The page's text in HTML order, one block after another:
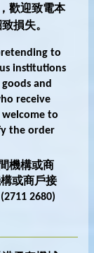
歡迎致電本
損失。
to
institutions
and
receive
welcome to
the order
機構或商
或商戶接
2680)